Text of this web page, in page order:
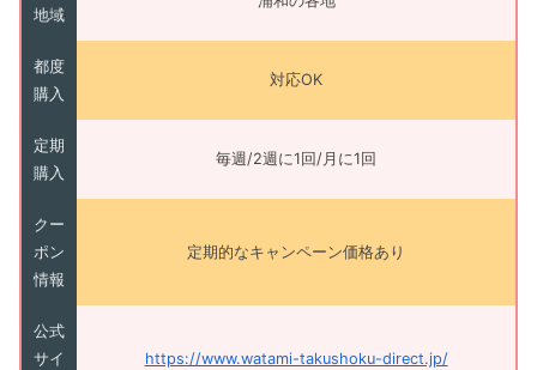
地域
都度
購入
対応OK
定期
購入
毎週/2週に1回/月に1回
クー
ポン
情報
定期的なキャンペーン価格あり
公式
サイ
https://www.watami-takushoku-direct.jp/